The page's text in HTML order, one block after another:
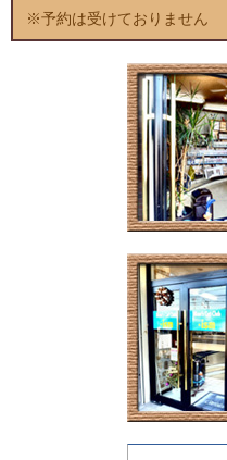
※予約は受けておりません